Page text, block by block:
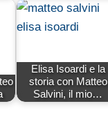
Elisa Isoardi e la
storia con Matteo
Salvini, il mio…